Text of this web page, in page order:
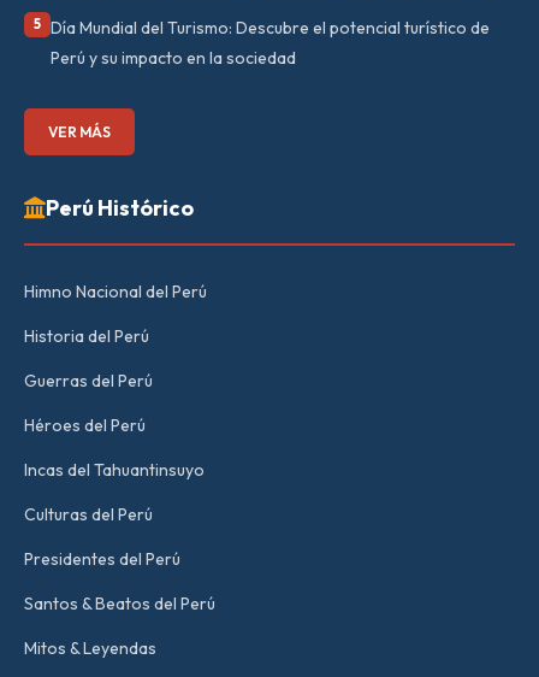
5 Día Mundial del Turismo: Descubre el potencial turístico de
Perú y su impacto en la sociedad
VER MÁS
Perú Histórico
Himno Nacional del Perú
Historia del Perú
Guerras del Perú
Héroes del Perú
Incas del Tahuantinsuyo
Culturas del Perú
Presidentes del Perú
Santos & Beatos del Perú
Mitos & Leyendas